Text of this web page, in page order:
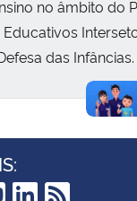
no âmbito do
Educativos
das Infâncias.